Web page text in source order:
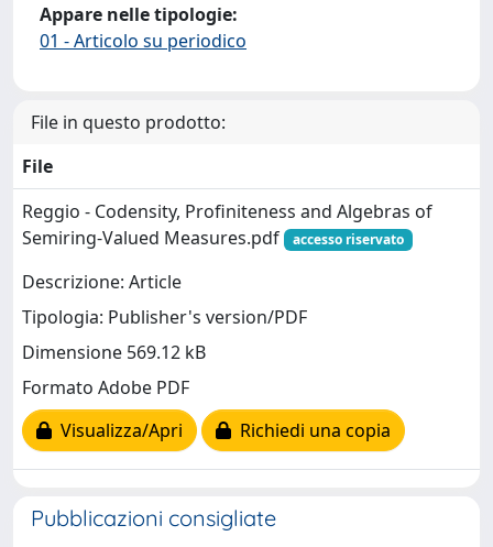
Appare nelle tipologie:
01 - Articolo su periodico
File in questo prodotto:
File
Reggio - Codensity, Profiniteness and Algebras of
Semiring-Valued Measures.pdf
accesso riservato
Descrizione: Article
Tipologia: Publisher's version/PDF
Dimensione 569.12 kB
Formato Adobe PDF
Visualizza/Apri
Richiedi una copia
Pubblicazioni consigliate